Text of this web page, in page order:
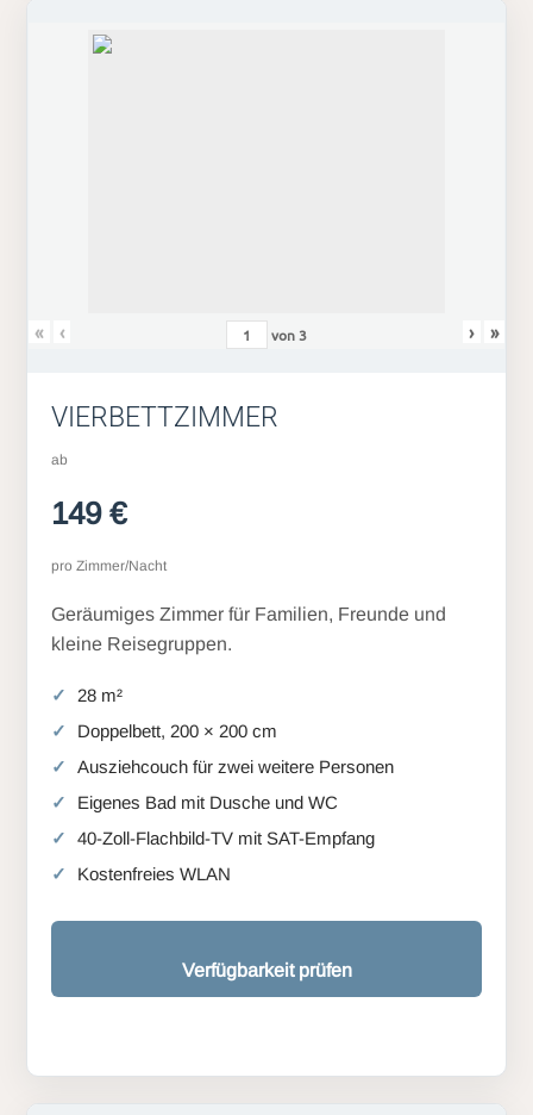
« ‹ von3 › »
VIERBETTZIMMER
ab
149 €
pro Zimmer/Nacht
Geräumiges Zimmer für Familien, Freunde und
kleine Reisegruppen.
28 m²
Doppelbett, 200 × 200 cm
Ausziehcouch für zwei weitere Personen
Eigenes Bad mit Dusche und WC
40-Zoll-Flachbild-TV mit SAT-Empfang
Kostenfreies WLAN
Verfügbarkeit prüfen